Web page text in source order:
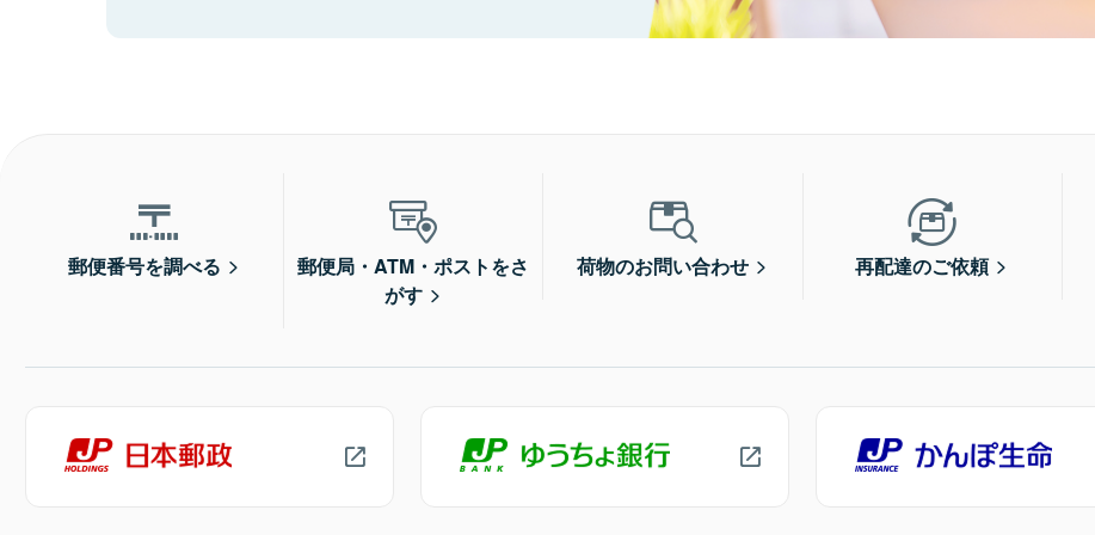
郵便番号を調べる
郵便局・ATM・ポストをさ
がす
荷物のお問い合わせ 再配達のご依頼